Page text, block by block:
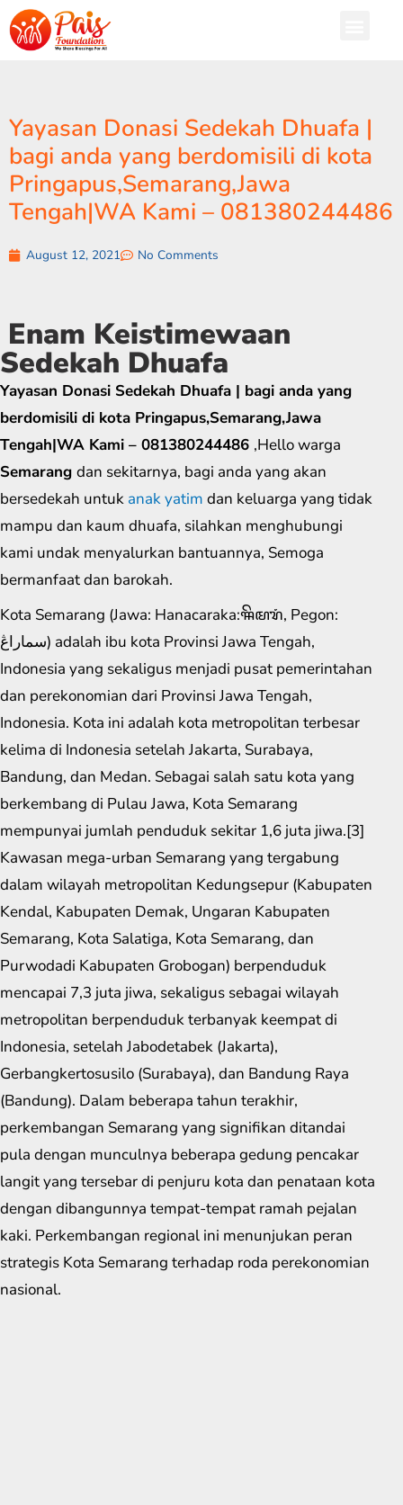
Yayasan Donasi Sedekah Dhuafa |
bagi anda yang berdomisili di kota
Pringapus,Semarang,Jawa
Tengah|WA Kami – 081380244486
August 12, 2021 No Comments
Enam Keistimewaan
Sedekah Dhuafa
Yayasan Donasi Sedekah Dhuafa | bagi anda yang
berdomisili di kota Pringapus,Semarang,Jawa
Tengah|WA Kami – 081380244486 ,Hello warga
Semarang dan sekitarnya, bagi anda yang akan
bersedekah untuk anak yatim dan keluarga yang tidak
mampu dan kaum dhuafa, silahkan menghubungi
kami undak menyalurkan bantuannya, Semoga
bermanfaat dan barokah.
Kota Semarang (Jawa: Hanacaraka:ꦯꦼꦩꦫꦁ​, Pegon:
سماراڠ) adalah ibu kota Provinsi Jawa Tengah,
Indonesia yang sekaligus menjadi pusat pemerintahan
dan perekonomian dari Provinsi Jawa Tengah,
Indonesia. Kota ini adalah kota metropolitan terbesar
kelima di Indonesia setelah Jakarta, Surabaya,
Bandung, dan Medan. Sebagai salah satu kota yang
berkembang di Pulau Jawa, Kota Semarang
mempunyai jumlah penduduk sekitar 1,6 juta jiwa.[3]
Kawasan mega-urban Semarang yang tergabung
dalam wilayah metropolitan Kedungsepur (Kabupaten
Kendal, Kabupaten Demak, Ungaran Kabupaten
Semarang, Kota Salatiga, Kota Semarang, dan
Purwodadi Kabupaten Grobogan) berpenduduk
mencapai 7,3 juta jiwa, sekaligus sebagai wilayah
metropolitan berpenduduk terbanyak keempat di
Indonesia, setelah Jabodetabek (Jakarta),
Gerbangkertosusilo (Surabaya), dan Bandung Raya
(Bandung). Dalam beberapa tahun terakhir,
perkembangan Semarang yang signifikan ditandai
pula dengan munculnya beberapa gedung pencakar
langit yang tersebar di penjuru kota dan penataan kota
dengan dibangunnya tempat-tempat ramah pejalan
kaki. Perkembangan regional ini menunjukan peran
strategis Kota Semarang terhadap roda perekonomian
nasional.